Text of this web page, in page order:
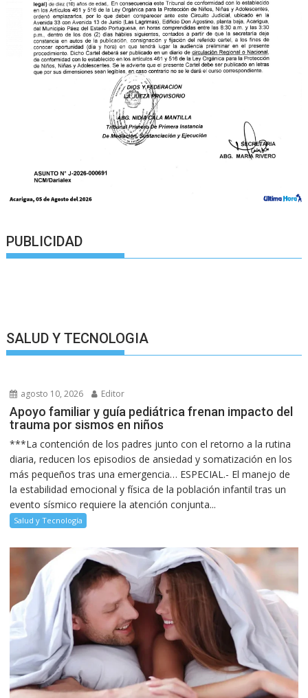
PUBLICIDAD
SALUD Y TECNOLOGIA
agosto 10, 2026 Editor
Apoyo familiar y guía pediátrica frenan impacto del
trauma por sismos en niños
***La contención de los padres junto con el retorno a la rutina
diaria, reducen los episodios de ansiedad y somatización en los
más pequeños tras una emergencia… ESPECIAL.- El manejo de
la estabilidad emocional y física de la población infantil tras un
evento sísmico requiere la atención conjunta...
Salud y Tecnología